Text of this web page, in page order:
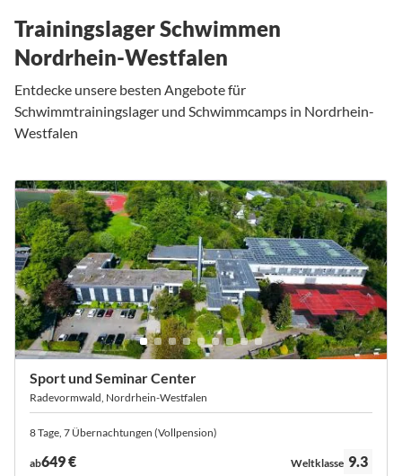
Trainingslager Schwimmen
Nordrhein-Westfalen
Entdecke unsere besten Angebote für
Schwimmtrainingslager und Schwimmcamps in Nordrhein-
Westfalen
Sport und Seminar Center
Radevormwald, Nordrhein-Westfalen
8 Tage, 7 Übernachtungen (Vollpension)
ab649 € Bewertung:
Weltklasse 9.3